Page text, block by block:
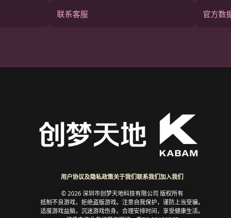
联系客服 官方数
用户协议及隐私政策关于我们联系我们加入我们
© 2026 深圳市创梦天地科技有限公司 版权所有
抵制不良游戏，拒绝盗版游戏。注意自我保护，谨防上当受骗。
适度游戏益脑，沉迷游戏伤身。合理安排时间，享受健康生活。